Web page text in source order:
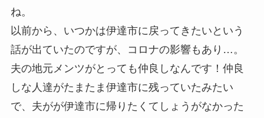
ね。
以前から、いつかは伊達市に戻ってきたいという
話が出ていたのですが、コロナの影響もあり…。
夫の地元メンツがとっても仲良しなんです！仲良
しな人達がたまたま伊達市に残っていたみたい
で、夫がが伊達市に帰りたくてしょうがなかった